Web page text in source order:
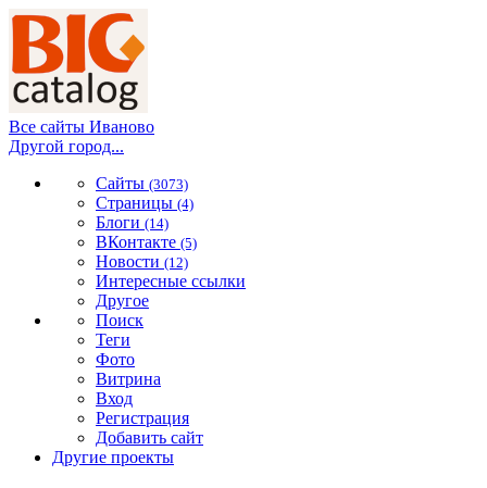
Все сайты Иваново
Другой город...
Сайты (3073)
Страницы (4)
Блоги (14)
ВКонтакте (5)
Новости (12)
Интересные ссылки
Другое
Поиск
Теги
Фото
Витрина
Вход
Регистрация
Добавить сайт
Другие проекты